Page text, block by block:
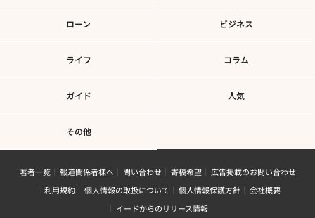
ローン ビジネス
ライフ コラム
ガイド 人気
その他
著者一覧 報道関係者様へ 問い合わせ 寄稿希望
広告掲載のお問い合わせ
利用規約
個人情報の取扱について 個人情報保護方針
会社概要
イードからのリリース情報